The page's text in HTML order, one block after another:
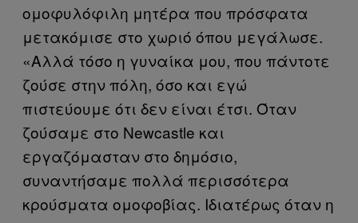
ομοφυλόφιλη μητέρα που πρόσφατα
μετακόμισε στο χωριό όπου μεγάλωσε.
«Αλλά τόσο η γυναίκα μου, που πάντοτε
ζούσε στην πόλη, όσο και εγώ
πιστεύουμε ότι δεν είναι έτσι. Όταν
ζούσαμε στο Newcastle και
εργαζόμασταν στο δημόσιο,
συναντήσαμε πολλά περισσότερα
κρούσματα ομοφοβίας. Ιδιατέρως όταν η